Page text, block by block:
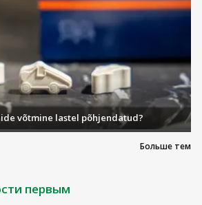
Больше тем
võtmine lastel põhjendatud?
первым